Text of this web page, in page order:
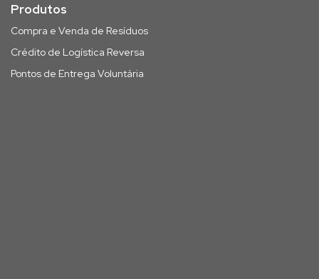
Produtos
Compra e Venda de Resíduos
Crédito de Logística Reversa
Pontos de Entrega Voluntária